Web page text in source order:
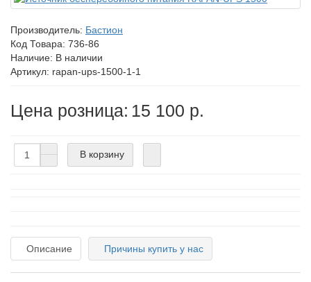
Производитель: Бастион
Код Товара: 736-86
Наличие: В наличии
Артикул: rapan-ups-1500-1-1
Цена розница: 15 100 р.
В корзину
Описание Причины купить у нас